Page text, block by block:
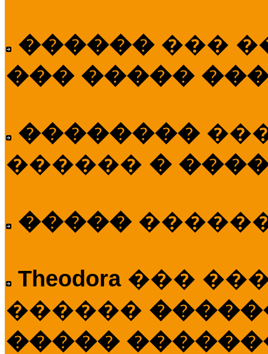
������ ���
��� �����
��������
������ �
�����
Theodora ���
������
�����